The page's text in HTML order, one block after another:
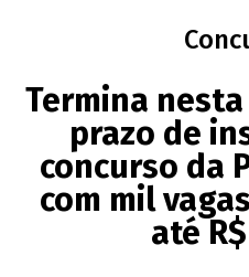
Termina
prazo de
concurso da
com mil
até